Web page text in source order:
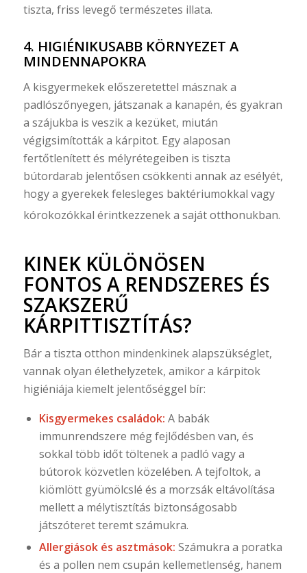
tiszta, friss levegő természetes illata.
4. HIGIÉNIKUSABB KÖRNYEZET A
MINDENNAPOKRA
A kisgyermekek előszeretettel másznak a
padlószőnyegen, játszanak a kanapén, és gyakran
a szájukba is veszik a kezüket, miután
végigsimították a kárpitot. Egy alaposan
fertőtlenített és mélyrétegeiben is tiszta
bútordarab jelentősen csökkenti annak az esélyét,
hogy a gyerekek felesleges baktériumokkal vagy
kórokozókkal érintkezzenek a saját otthonukban.
KINEK KÜLÖNÖSEN
FONTOS A RENDSZERES ÉS
SZAKSZERŰ
KÁRPITTISZTÍTÁS?
Bár a tiszta otthon mindenkinek alapszükséglet,
vannak olyan élethelyzetek, amikor a kárpitok
higiéniája kiemelt jelentőséggel bír:
Kisgyermekes családok: A babák
immunrendszere még fejlődésben van, és
sokkal több időt töltenek a padló vagy a
bútorok közvetlen közelében. A tejfoltok, a
kiömlött gyümölcslé és a morzsák eltávolítása
mellett a mélytisztítás biztonságosabb
játszóteret teremt számukra.
Allergiások és asztmások: Számukra a poratka
és a pollen nem csupán kellemetlenség, hanem